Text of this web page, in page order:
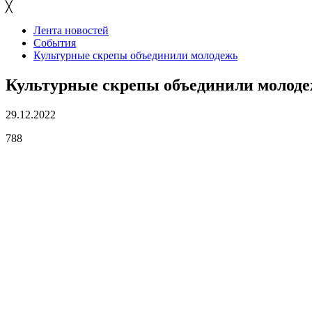
╳
Лента новостей
События
Культурные скрепы объединили молодежь
Культурные скрепы объединили
29.12.2022
788